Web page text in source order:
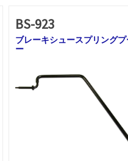
BS-923
ブレーキシュースプリング
ー